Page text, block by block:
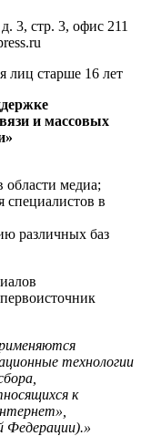
3, стр. 3, офис 211
лиц старше 16 лет
и массовых
области медиа;
специалистов в
различных баз
технологии
к
Федерации).»